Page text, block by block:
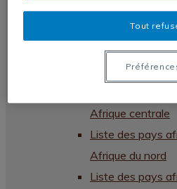
Profil
Liste des pays
Afrique australe
Afrique centrale
Liste des pays
Afrique du nord
Liste des pays
Tout